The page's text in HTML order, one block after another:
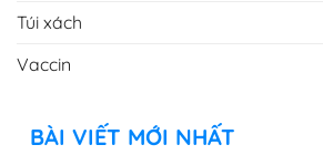
Túi xách
Vaccin
BÀI VIẾT MỚI NHẤT